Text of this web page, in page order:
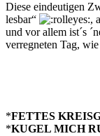
Diese eindeutigen
lesbar“
,
und vor allem ist´s
verregneten Tag,
*FETTES
*KUGEL MICH